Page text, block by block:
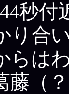
秒
り合
らは
藤（